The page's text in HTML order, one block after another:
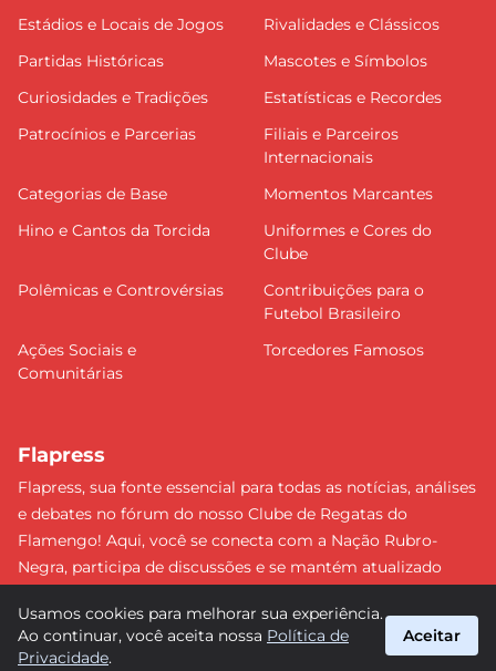
Estádios e Locais de Jogos
Rivalidades e Clássicos
Partidas Históricas
Mascotes e Símbolos
Curiosidades e Tradições
Estatísticas e Recordes
Patrocínios e Parcerias
Filiais e Parceiros
Internacionais
Categorias de Base
Momentos Marcantes
Hino e Cantos da Torcida
Uniformes e Cores do
Clube
Polêmicas e Controvérsias
Contribuições para o
Futebol Brasileiro
Ações Sociais e
Comunitárias
Torcedores Famosos
Flapress
Flapress, sua fonte essencial para todas as notícias, análises
e debates no fórum do nosso Clube de Regatas do
Flamengo! Aqui, você se conecta com a Nação Rubro-
Negra, participa de discussões e se mantém atualizado
lance e esteja sempre à frente, junto da torcida mais
apaixonada do Brasil! #Flamengo #Flapress
Usamos cookies para melhorar sua experiência.
Ao continuar, você aceita nossa Política de
Privacidade.
Aceitar